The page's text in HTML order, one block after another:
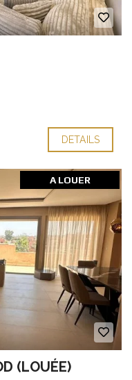
DETAILS
A LOUER
(LOUÉE)